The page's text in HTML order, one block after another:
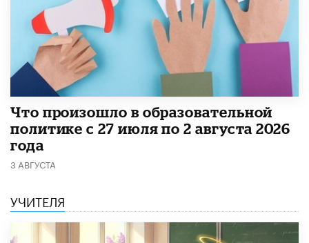
​Что произошло в образовательной
политике с 27 июля по 2 августа 2026
года
3 АВГУСТА
УЧИТЕЛЯ